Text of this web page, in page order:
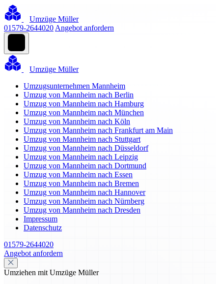
Umzüge Müller
01579-2644020 Angebot anfordern
Umzüge Müller
Umzugsunternehmen Mannheim
Umzug von Mannheim nach Berlin
Umzug von Mannheim nach Hamburg
Umzug von Mannheim nach München
Umzug von Mannheim nach Köln
Umzug von Mannheim nach Frankfurt am Main
Umzug von Mannheim nach Stuttgart
Umzug von Mannheim nach Düsseldorf
Umzug von Mannheim nach Leipzig
Umzug von Mannheim nach Dortmund
Umzug von Mannheim nach Essen
Umzug von Mannheim nach Bremen
Umzug von Mannheim nach Hannover
Umzug von Mannheim nach Nürnberg
Umzug von Mannheim nach Dresden
Impressum
Datenschutz
01579-2644020
Angebot anfordern
Umziehen mit Umzüge Müller